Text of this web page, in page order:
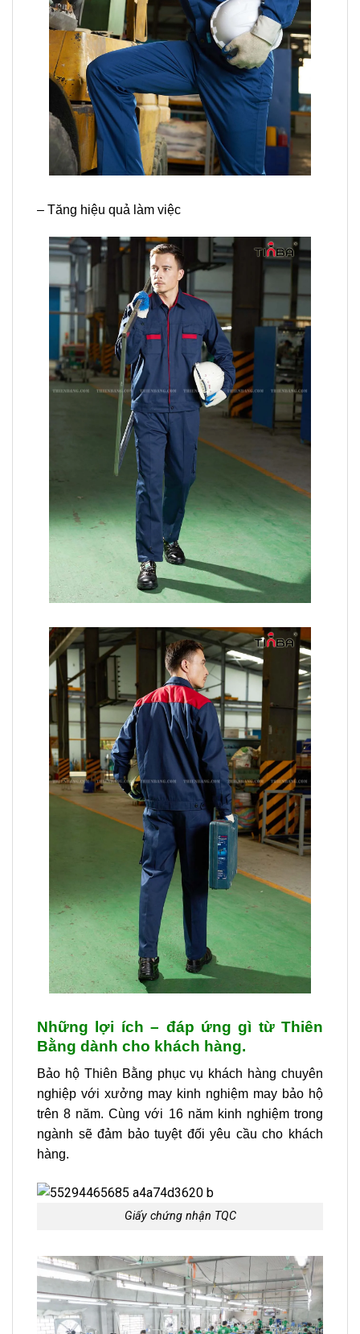
– Tăng hiệu quả làm việc
Những lợi ích – đáp ứng gì từ Thiên
Bằng dành cho khách hàng.
Bảo hộ Thiên Bằng phục vụ khách hàng chuyên
nghiệp với xưởng may kinh nghiệm may bảo hộ
trên 8 năm. Cùng với 16 năm kinh nghiệm trong
ngành sẽ đảm bảo tuyệt đối yêu cầu cho khách
hàng.
Giấy chứng nhận TQC